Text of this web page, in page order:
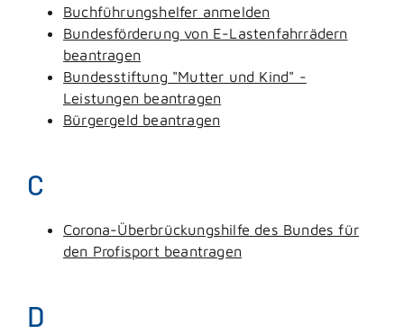
Buchführungshelfer anmelden
Bundesförderung von E-Lastenfahrrädern
beantragen
Bundesstiftung "Mutter und Kind" -
Leistungen beantragen
Bürgergeld beantragen
C
Corona-Überbrückungshilfe des Bundes für
den Profisport beantragen
D